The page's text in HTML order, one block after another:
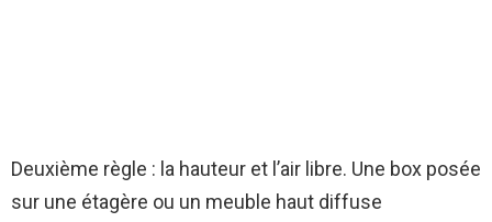
Deuxième règle : la hauteur et l’air libre. Une box posée
sur une étagère ou un meuble haut diffuse